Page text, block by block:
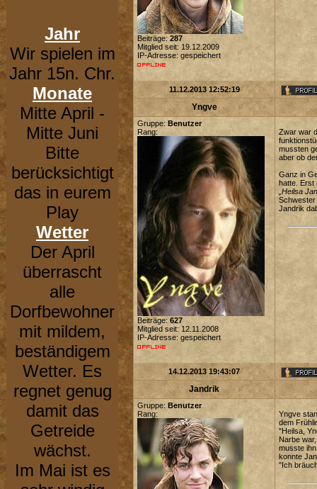
Jahr
Wir spielen im
Jahr 15n. Chr.
Monate
Mitte April -
Mitte Juni
Bitte
berücksichtigt
das in eurem
Play
Wetter
Der April
überrascht
alle
Dorfbewohner
mit mildem,
beständigem
Wetter. Es
regnet genug
damit das
Getreide
wächst.
Im Mai ist es
Beiträge: 287
Mitglied seit: 19.12.2009
IP-Adresse: gespeichert
11.12.2013 12:52:19
Yngve
Gruppe: Benutzer
Rang:
Beiträge: 627
Mitglied seit: 12.11.2008
IP-Adresse: gespeichert
Zwar war
mussten
aber ob
Ganz in
hatte. Erst
„Heilsa
Schwester
Jandrik
14.12.2013 19:43:07
Jandrik
Gruppe: Benutzer
Rang:
Yngve
dem
"Heilsa,
Narbe
musste
konnte
"Ich